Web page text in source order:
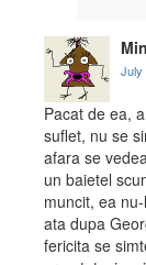
July
Pacat de ea,
suflet, nu se
afara se
un baietel
muncit, ea
ata dupa
fericita se